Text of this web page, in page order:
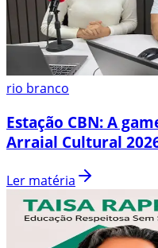
rio branco
Estação CBN: A
Arraial Cultural
Ler matéria